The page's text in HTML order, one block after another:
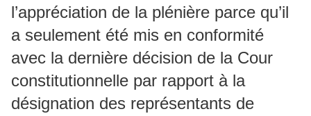
l’appréciation de la plénière parce qu’il
a seulement été mis en conformité
avec la dernière décision de la Cour
constitutionnelle par rapport à la
désignation des représentants de